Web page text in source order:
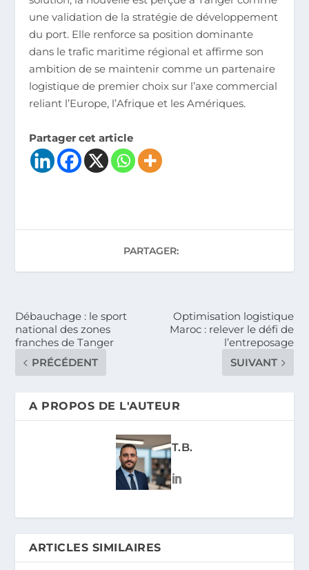
une validation de la stratégie de développement
du port. Elle renforce sa position dominante
dans le trafic maritime régional et affirme son
ambition de se maintenir comme un partenaire
logistique de premier choix sur l’axe commercial
reliant l’Europe, l’Afrique et les Amériques.
Partager cet article
PARTAGER:
Débauchage : le sport
national des zones
franches de Tanger
PRÉCÉDENT
Optimisation logistique
Maroc : relever le défi de
l’entreposage
SUIVANT
A PROPOS DE L'AUTEUR
T.B.
ARTICLES SIMILAIRES